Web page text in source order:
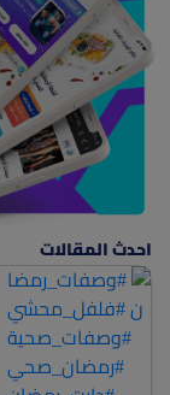
احدث المقالات